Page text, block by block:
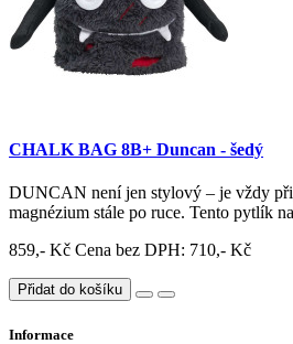
CHALK BAG 8B+ Duncan - šedý
DUNCAN není jen stylový – je vždy
magnézium stále po ruce. Tento pytlík
859,- Kč Cena bez DPH: 710,- Kč
Přidat do košíku
Informace